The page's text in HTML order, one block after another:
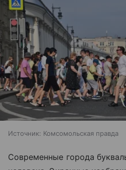
Источник: Комсомольская правда
Современные города